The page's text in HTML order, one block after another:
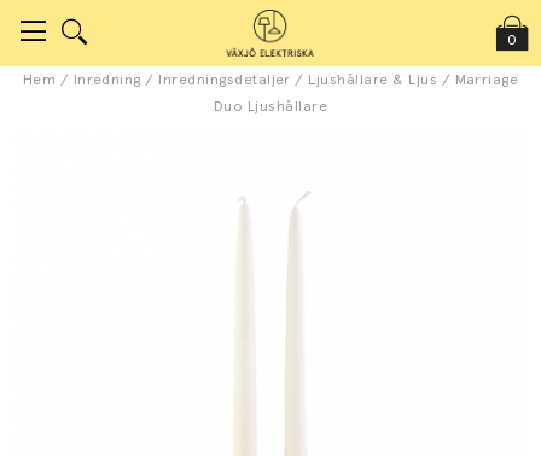
0
Hem / Inredning / Inredningsdetaljer / Ljushållare & Ljus / Marriage
Duo Ljushållare